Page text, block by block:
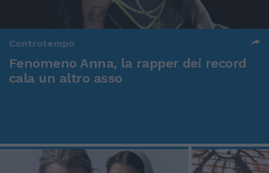
Controtempo
Fenomeno Anna, la rapper dei record
cala un altro asso